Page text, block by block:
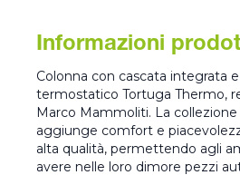
Informazioni
Colonna con cascata integrata
termostatico Tortuga Thermo,
Marco Mammoliti. La
aggiunge comfort e
alta qualità, permettendo agli
avere nelle loro dimore pezzi